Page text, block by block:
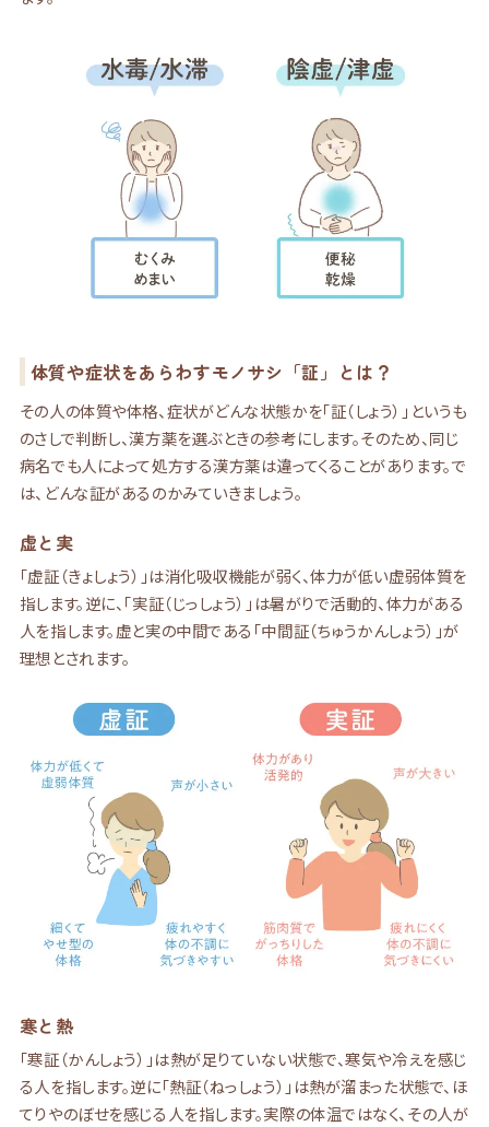
体質や症状をあらわすモノサシ「証」とは？
その人の体質や体格、症状がどんな状態かを「証（しょう）」というも
のさしで判断し、漢方薬を選ぶときの参考にします。そのため、同じ
病名でも人によって処方する漢方薬は違ってくることがあります。で
は、どんな証があるのかみていきましょう。
虚と実
「虚証（きょしょう）」は消化吸収機能が弱く、体力が低い虚弱体質を
指します。逆に、「実証（じっしょう）」は暑がりで活動的、体力がある
人を指します。虚と実の中間である「中間証（ちゅうかんしょう）」が
理想とされます。
寒と熱
「寒証（かんしょう）」は熱が足りていない状態で、寒気や冷えを感じ
る人を指します。逆に「熱証（ねっしょう）」は熱が溜まった状態で、ほ
てりやのぼせを感じる人を指します。実際の体温ではなく、その人が